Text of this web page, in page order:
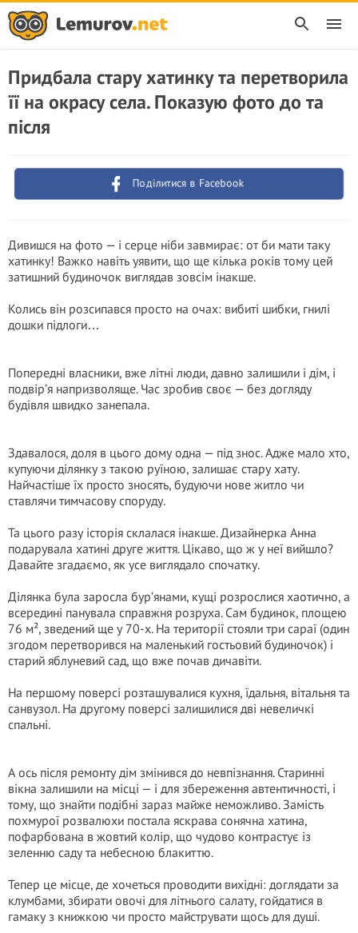
Придбала стару хатинку та перетворила
її на окрасу села. Показую фото до та
після
Поділитися в Facebook
Дивишся на фото — і серце ніби завмирає: от би мати таку
хатинку! Важко навіть уявити, що ще кілька років тому цей
затишний будиночок виглядав зовсім інакше.
Колись він розсипався просто на очах: вибиті шибки, гнилі
дошки підлоги…
Попередні власники, вже літні люди, давно залишили і дім, і
подвір’я напризволяще. Час зробив своє — без догляду
будівля швидко занепала.
Здавалося, доля в цього дому одна — під знос. Адже мало хто,
купуючи ділянку з такою руїною, залишає стару хату.
Найчастіше їх просто зносять, будуючи нове житло чи
ставлячи тимчасову споруду.
Та цього разу історія склалася інакше. Дизайнерка Анна
подарувала хатині друге життя. Цікаво, що ж у неї вийшло?
Давайте згадаємо, як усе виглядало спочатку.
Ділянка була заросла бур’янами, кущі розрослися хаотично, а
всередині панувала справжня розруха. Сам будинок, площею
76 м², зведений ще у 70-х. На території стояли три сараї (один
згодом перетворився на маленький гостьовий будиночок) і
старий яблуневий сад, що вже почав дичавіти.
На першому поверсі розташувалися кухня, їдальня, вітальня та
санвузол. На другому поверсі залишилися дві невеличкі
спальні.
А ось після ремонту дім змінився до невпізнання. Старинні
вікна залишили на місці — і для збереження автентичності, і
тому, що знайти подібні зараз майже неможливо. Замість
похмурої розвалюхи постала яскрава сонячна хатина,
пофарбована в жовтий колір, що чудово контрастує із
зеленню саду та небесною блакиттю.
Тепер це місце, де хочеться проводити вихідні: доглядати за
клумбами, збирати овочі для літнього салату, гойдатися в
гамаку з книжкою чи просто майструвати щось для душі.